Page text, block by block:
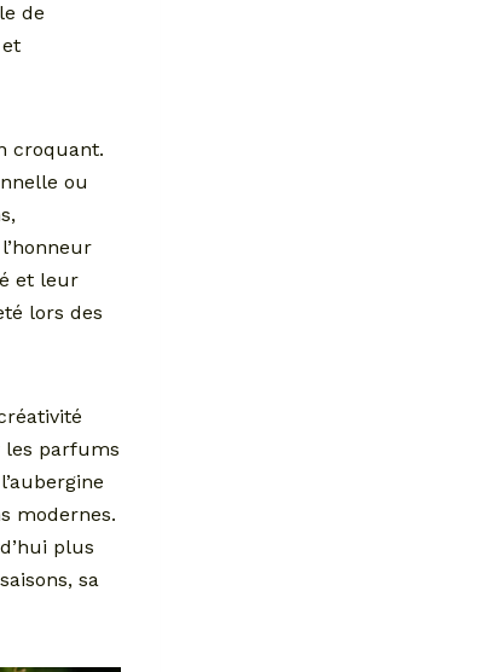
de
croquant.
ou
et leur
lors des
les parfums
modernes.
plus
sa